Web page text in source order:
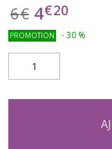
6€ 4€20
PROMOTION -30 %